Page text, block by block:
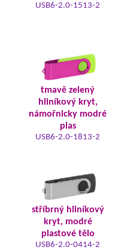
USB6-2.0-1513-2
tmavě zelený
hliníkový kryt,
námořnicky modré
plas
USB6-2.0-1813-2
stříbrný hliníkový
kryt, modré
plastové tělo
USB6-2.0-0414-2